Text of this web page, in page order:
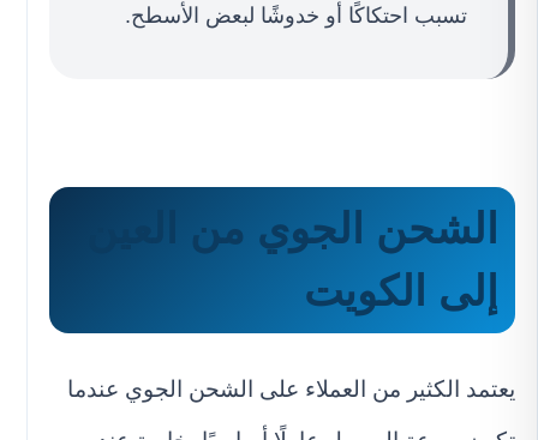
تسبب احتكاكًا أو خدوشًا لبعض الأسطح.
الشحن الجوي من العين
إلى الكويت
يعتمد الكثير من العملاء على الشحن الجوي عندما